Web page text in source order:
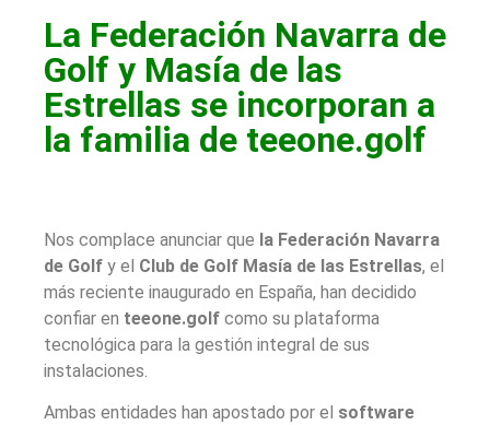
La Federación Navarra de
Golf y Masía de las
Estrellas se incorporan a
la familia de teeone.golf
Nos complace anunciar que la Federación Navarra
de Golf y el Club de Golf Masía de las Estrellas, el
más reciente inaugurado en España, han decidido
confiar en teeone.golf como su plataforma
tecnológica para la gestión integral de sus
instalaciones.
Ambas entidades han apostado por el software